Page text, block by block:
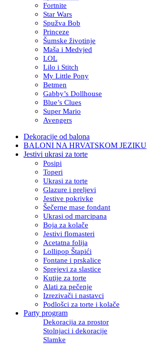
Fortnite
Star Wars
Spužva Bob
Princeze
Šumske životinje
Maša i Medvjed
LOL
Lilo i Stitch
My Little Pony
Betmen
Gabby’s Dollhouse
Blue’s Clues
Super Mario
Avengers
Dekoracije od balona
BALONI NA HRVATSKOM JEZIKU
Jestivi ukrasi za torte
Posipi
Toperi
Ukrasi za torte
Glazure i preljevi
Jestive pokrivke
Šečerne mase fondant
Ukrasi od marcipana
Boja za kolače
Jestivi flomasteri
Acetatna folija
Lollipop Štapići
Fontane i prskalice
Sprejevi za slastice
Kutije za torte
Alati za pečenje
Izrezivači i nastavci
Podlošci za torte i kolače
Party program
Dekoracija za prostor
Stolnjaci i dekoracije
Slamke